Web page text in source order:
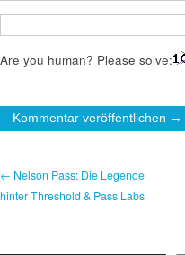
Are you human? Please solve:
← Nelson Pass: Die Legende
hinter Threshold & Pass Labs